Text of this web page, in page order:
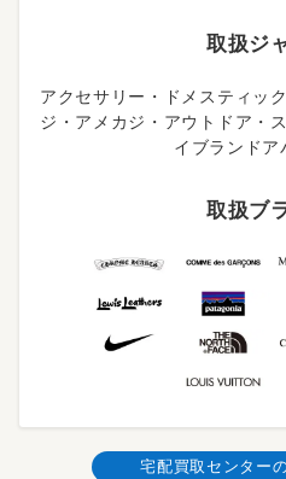
取扱ジ
アクセサリー・ドメスティッ
ジ・アメカジ・アウトドア・
イブランド
取扱ブ
宅配買取センター